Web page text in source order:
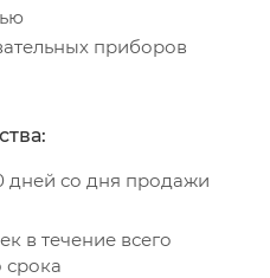
приборов
дней со дня продажи
в течение всего
срока